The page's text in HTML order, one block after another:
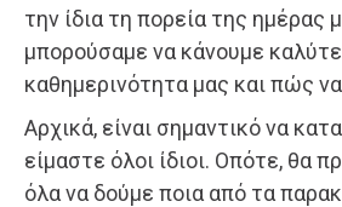
την ίδια τη πορεία της ημέρας
μπορούσαμε να κάνουμε
καθημερινότητα μας και πώς
Αρχικά, είναι σημαντικό να
είμαστε όλοι ίδιοι. Οπότε, θα
όλα να δούμε ποια από τα